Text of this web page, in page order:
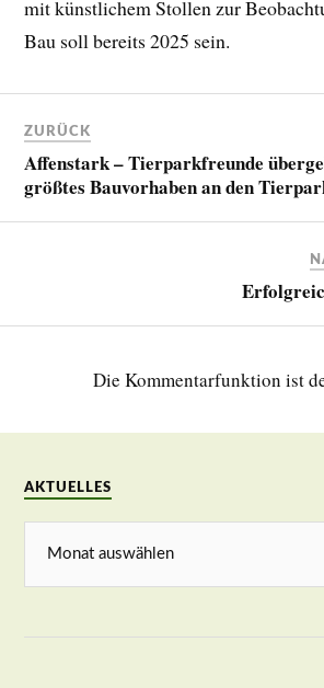
mit künstlichem Stollen zur
Bau soll bereits 2025 sein.
ZURÜCK
Affenstark – Tierparkfreunde
größtes Bauvorhaben an den
Die Kommentarfunktion ist
AKTUELLES